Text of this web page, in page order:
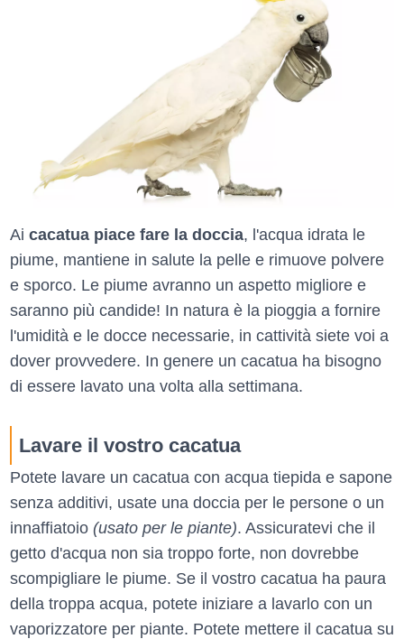
Ai cacatua piace fare la doccia, l'acqua idrata le
piume, mantiene in salute la pelle e rimuove polvere
e sporco. Le piume avranno un aspetto migliore e
saranno più candide! In natura è la pioggia a fornire
l'umidità e le docce necessarie, in cattività siete voi a
dover provvedere. In genere un cacatua ha bisogno
di essere lavato una volta alla settimana.
Lavare il vostro cacatua
Potete lavare un cacatua con acqua tiepida e sapone
senza additivi, usate una doccia per le persone o un
innaffiatoio (usato per le piante). Assicuratevi che il
getto d'acqua non sia troppo forte, non dovrebbe
scompigliare le piume. Se il vostro cacatua ha paura
della troppa acqua, potete iniziare a lavarlo con un
vaporizzatore per piante. Potete mettere il cacatua su